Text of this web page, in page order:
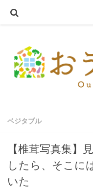
おうち菜園とは
SHOP
アクアスプラウトSV
オーガニック種子
オーガニック培養土
オーガニック害虫忌避
テラコッタ鉢
ベジタブル
【椎茸写真集】
したら、そこに
いた